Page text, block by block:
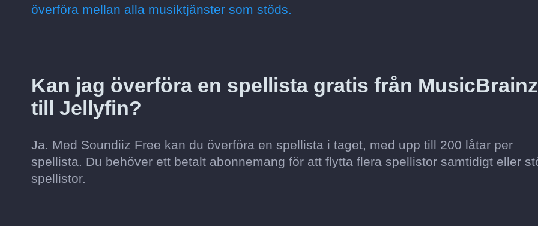
överföra mellan alla musiktjänster som stöds.
Kan jag överföra en spellista gratis från MusicBrainz
till Jellyfin?
Ja. Med Soundiiz Free kan du överföra en spellista i taget, med upp till 200 låtar per
spellista. Du behöver ett betalt abonnemang för att flytta flera spellistor samtidigt eller
spellistor.